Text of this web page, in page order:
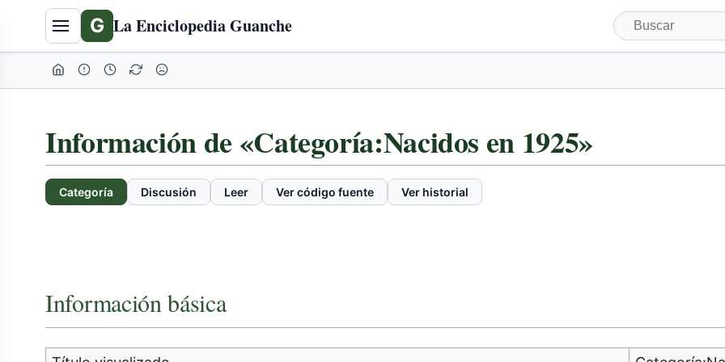
G La Enciclopedia Guanche
Información de «Categoría:Nacidos en 1925»
Categoría Discusión Leer Ver código fuente Ver historial
Información básica